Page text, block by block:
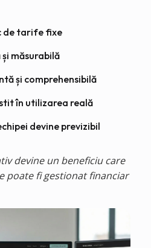
de tarife fixe
măsurabilă
și comprehensibilă
în utilizarea reală
devine previzibil
devine un beneficiu care
poate fi gestionat financiar